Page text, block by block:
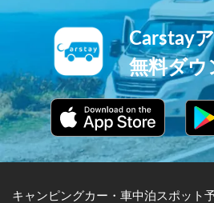
Carstay
無料ダウ
キャンピングカー・車中泊スポット